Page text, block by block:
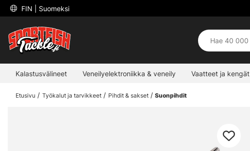
FIN | Suomeksi
Kalastusvälineet Veneilyelektroniikka & veneily Vaatteet ja kengät
Etusivu Työkalut ja tarvikkeet Pihdit & sakset Suonpihdit